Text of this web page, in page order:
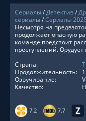
Сериалы/Детектив/
сериалы/Сериалы 2025
7.2 7.7
Несмотря на
продолжает опасную
команде предстоит
преступлений. Орудует
Страна:
Продолжительность:
Озвучивание:
Качество: